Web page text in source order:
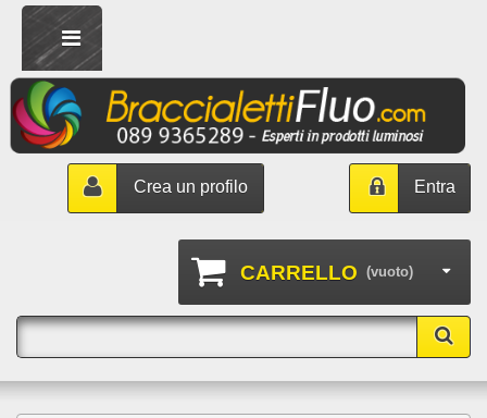
Entra
Crea un profilo
CARRELLO (vuoto)